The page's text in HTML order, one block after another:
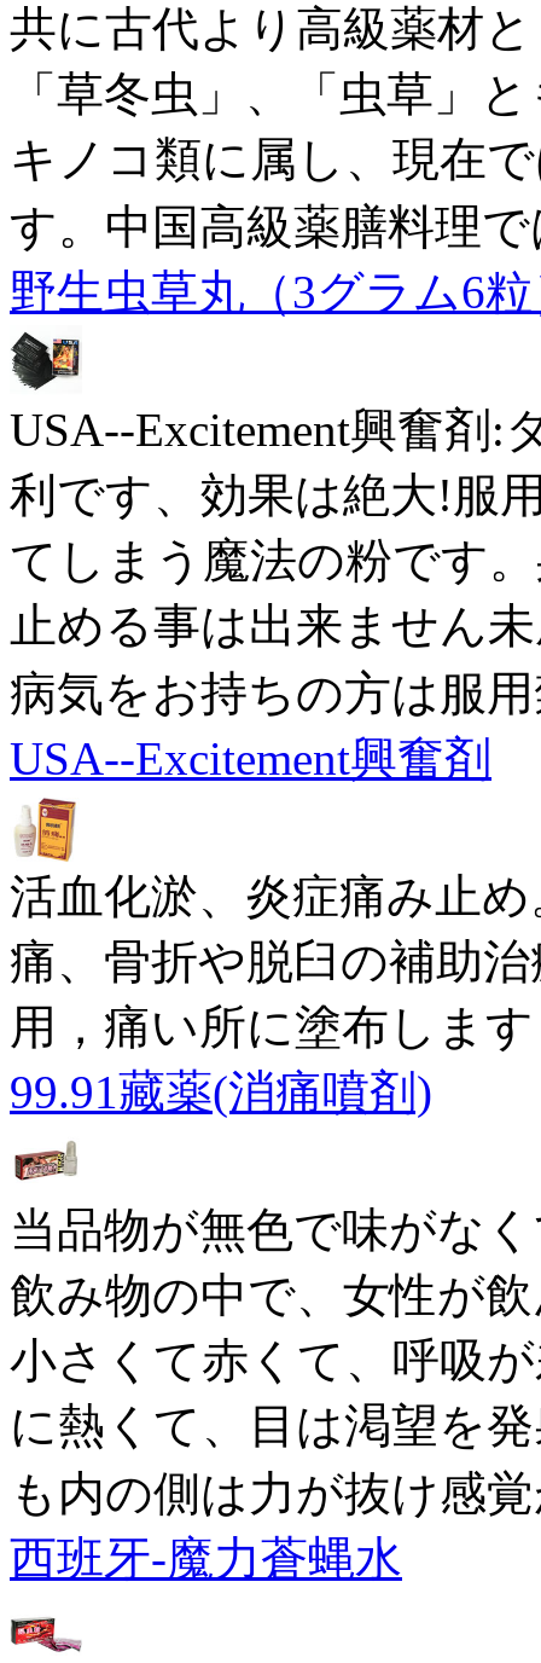
共に古代より高級薬材
「草冬虫」、「虫草」
キノコ類に属し、現在
す。中国高級薬膳料理
野生虫草丸（3グラム6
USA--Excitement興奮剤
利です、効果は絶大!服
てしまう魔法の粉です
止める事は出来ません
病気をお持ちの方は服
USA--Excitement興奮剤
活血化淤、炎症痛み止
痛、骨折や脱臼の補助
用，痛い所に塗布しま
99.91藏薬(消痛噴剤)
当品物が無色で味がな
飲み物の中で、女性が
小さくて赤くて、呼吸
に熱くて、目は渇望を
も内の側は力が抜け感
西班牙-魔力蒼蝿水